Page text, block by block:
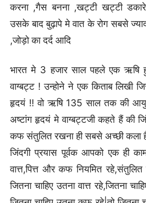
करना ,गैस बनना ,खट्टी खट्टी
उसके बाद बुढ़ापे मे वात के रोग सबसे
,जोड़ो का दर्द आदि
भारत मे 3 हजार साल पहले एक ऋषि
वाग्बट्ट ! उन्होने ने एक किताब लिखी
हृदयं !! वो ऋषि 135 साल तक की
अष्टांग हृदयं मे वाग्बट्टजी कहते हैं की
कफ संतुलित रखना ही सबसे अच्छी कला
जिंदगी प्रयास पूर्वक आपको एक ही
वात्त,पित्त और कफ नियमित
जितना चाहिए उतना वात्त रहे,जितना